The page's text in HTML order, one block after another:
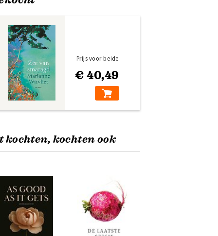
€ 40,49
Prijs voor beide
kochten, kochten ook